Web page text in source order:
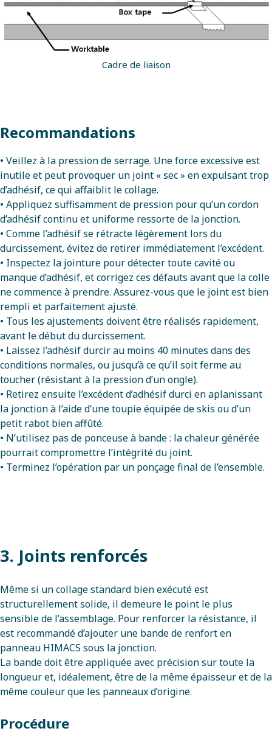
Cadre de liaison
Recommandations
• Veillez à la pression de serrage. Une force excessive est
inutile et peut provoquer un joint « sec » en expulsant trop
d’adhésif, ce qui affaiblit le collage.
• Appliquez suffisamment de pression pour qu’un cordon
d’adhésif continu et uniforme ressorte de la jonction.
• Comme l’adhésif se rétracte légèrement lors du
durcissement, évitez de retirer immédiatement l’excédent.
• Inspectez la jointure pour détecter toute cavité ou
manque d’adhésif, et corrigez ces défauts avant que la colle
ne commence à prendre. Assurez-vous que le joint est bien
rempli et parfaitement ajusté.
• Tous les ajustements doivent être réalisés rapidement,
avant le début du durcissement.
• Laissez l’adhésif durcir au moins 40 minutes dans des
conditions normales, ou jusqu’à ce qu’il soit ferme au
toucher (résistant à la pression d’un ongle).
• Retirez ensuite l’excédent d’adhésif durci en aplanissant
la jonction à l’aide d’une toupie équipée de skis ou d’un
petit rabot bien affûté.
• N’utilisez pas de ponceuse à bande : la chaleur générée
pourrait compromettre l’intégrité du joint.
• Terminez l’opération par un ponçage final de l’ensemble.
3. Joints renforcés
Même si un collage standard bien exécuté est
structurellement solide, il demeure le point le plus
sensible de l’assemblage. Pour renforcer la résistance, il
est recommandé d’ajouter une bande de renfort en
panneau HIMACS sous la jonction.
La bande doit être appliquée avec précision sur toute la
longueur et, idéalement, être de la même épaisseur et de la
même couleur que les panneaux d’origine.
Procédure